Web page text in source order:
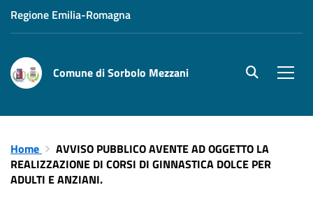
Regione Emilia-Romagna
Comune di Sorbolo Mezzani site.searc
Home
AVVISO PUBBLICO AVENTE AD OGGETTO LA
REALIZZAZIONE DI CORSI DI GINNASTICA DOLCE PER
ADULTI E ANZIANI.